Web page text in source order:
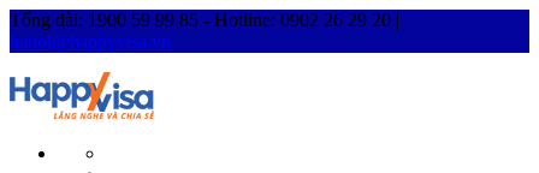
Tổng đài: 1900 59 99 85 - Hotline: 0902 26 29 20 |
hanoi@happyvisa.vn